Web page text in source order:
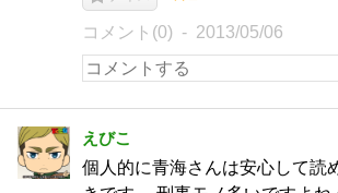
コメント(0) 2013/05/06
えびこ
個人的に青海さんは安心して読